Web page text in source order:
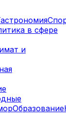
в сфере
и
Образование